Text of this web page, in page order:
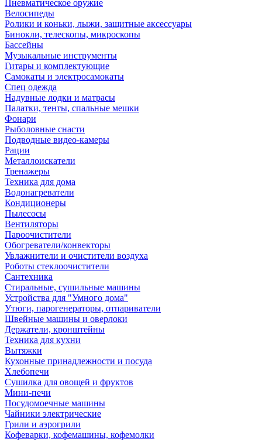
Пневматическое оружие
Велосипеды
Ролики и коньки, лыжи, защитные аксессуары
Бинокли, телескопы, микроскопы
Бассейны
Музыкальные инструменты
Гитары и комплектующие
Самокаты и электросамокаты
Спец одежда
Надувные лодки и матрасы
Палатки, тенты, спальные мешки
Фонари
Рыболовные снасти
Подводные видео-камеры
Рации
Металлоискатели
Тренажеры
Техника для дома
Водонагреватели
Кондиционеры
Пылесосы
Вентиляторы
Пароочистители
Обогреватели/конвекторы
Увлажнители и очистители воздуха
Роботы стеклоочистители
Сантехника
Стиральные, сушильные машины
Устройства для "Умного дома"
Утюги, парогенераторы, отпариватели
Швейные машины и оверлоки
Держатели, кронштейны
Техника для кухни
Вытяжки
Кухонные принадлежности и посуда
Хлебопечи
Сушилка для овощей и фруктов
Мини-печи
Посудомоечные машины
Чайники электрические
Грили и аэрогрили
Кофеварки, кофемашины, кофемолки